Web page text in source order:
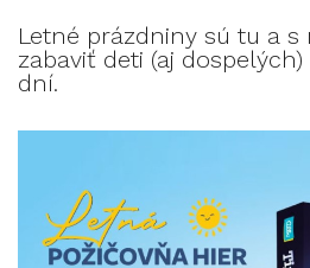
Letné prázdniny sú tu a s
zabaviť deti (aj
dní.